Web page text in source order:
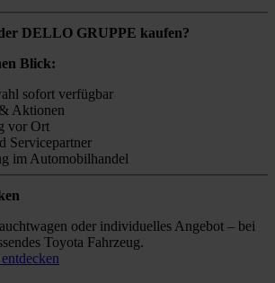
DELLO GRUPPE kaufen?
Blick:
sofort verfügbar
Aktionen
vor Ort
Servicepartner
im Automobilhandel
oder individuelles Angebot – bei
Toyota Fahrzeug.